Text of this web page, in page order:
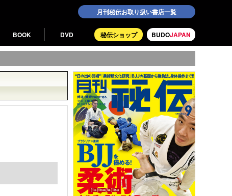
月刊秘伝お取り扱い書店一覧
BUDOJAPAN
秘伝ショップ
BOOK DVD